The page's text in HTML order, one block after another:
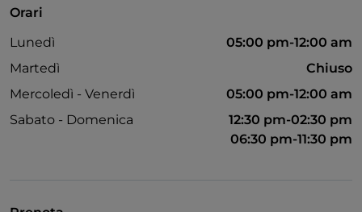
Orari
Lunedì
05:00 pm-12:00 am
Martedì
Chiuso
Mercoledì - Venerdì
05:00 pm-12:00 am
Sabato - Domenica
12:30 pm-02:30 pm
06:30 pm-11:30 pm